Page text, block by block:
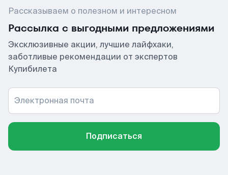
Рассказываем о полезном и интересном
Рассылка с выгодными предложениями
Эксклюзивные акции, лучшие лайфхаки,
заботливые рекомендации от экспертов
Купибилета
Электронная почта
Подписаться